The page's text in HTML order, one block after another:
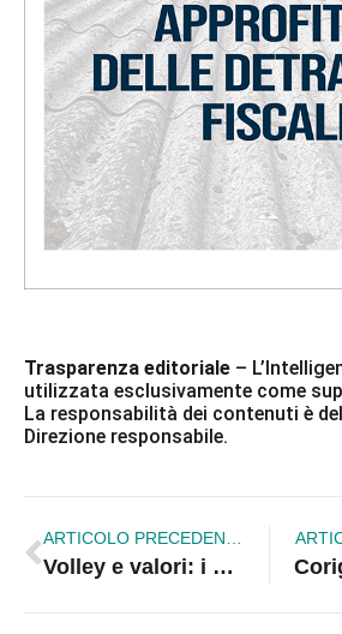
Trasparenza editoriale –
utilizzata esclusivamente come
La responsabilità dei contenuti è
Direzione responsabile.
Volley e valori: i giovani protagonisti al Pala Brillia tra sport, socializzazione e confronto